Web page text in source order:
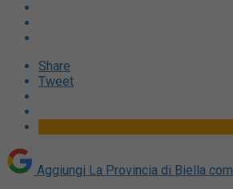
Share
Tweet
Aggiungi La Provincia di Biella